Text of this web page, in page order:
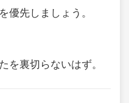
優先しましょう。
を裏切らないはず。